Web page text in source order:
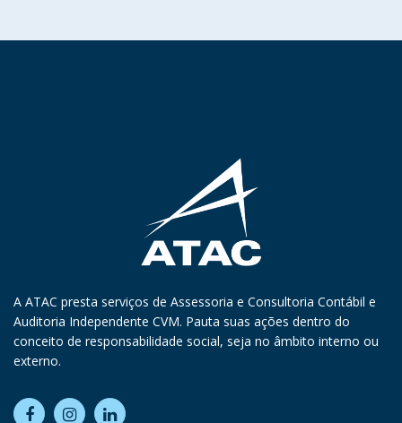
A ATAC presta serviços de Assessoria e Consultoria Contábil e
Auditoria Independente CVM. Pauta suas ações dentro do
conceito de responsabilidade social, seja no âmbito interno ou
externo.